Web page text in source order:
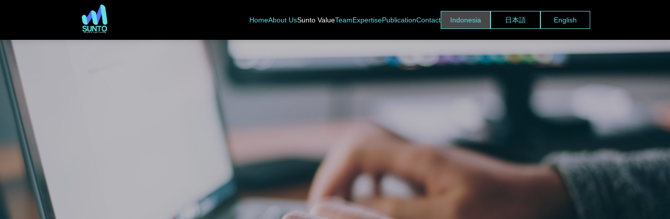
HomeAbout UsSunto ValueTeamExpertisePublicationContact Indonesia 日本語 English